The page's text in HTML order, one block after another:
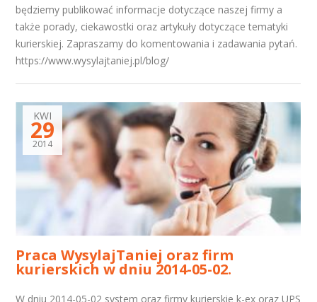
będziemy publikować informacje dotyczące naszej firmy a
także porady, ciekawostki oraz artykuły dotyczące tematyki
kurierskiej. Zapraszamy do komentowania i zadawania pytań.
https://www.wysylajtaniej.pl/blog/
KWI
29
2014
Praca WysylajTaniej oraz firm
kurierskich w dniu 2014-05-02.
W dniu 2014-05-02 system oraz firmy kurierskie k-ex oraz UPS